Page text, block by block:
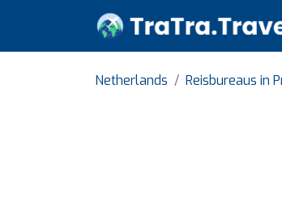
Netherlands Reisbureaus in